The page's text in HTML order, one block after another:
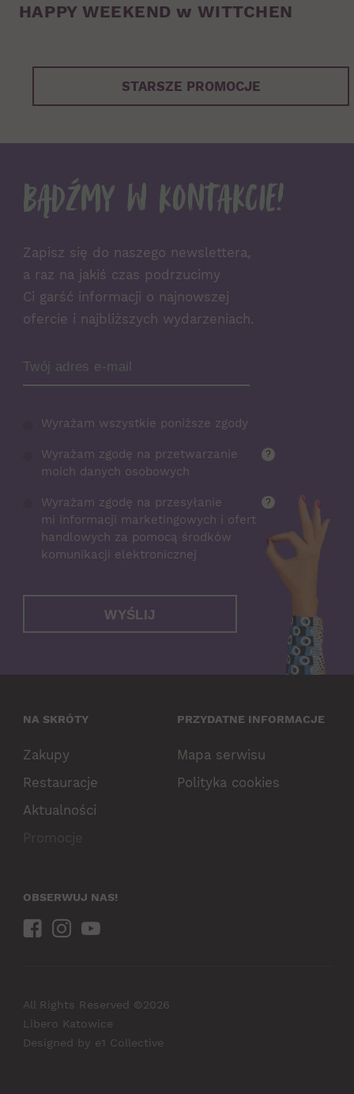
HAPPY WEEKEND w WITTCHEN
STARSZE PROMOCJE
Bądźmy w kontakcie!
Zapisz się do naszego newslettera,
a raz na jakiś czas podrzucimy
Ci garść informacji o najnowszej
ofercie i najbliższych wydarzeniach.
Wyrażam wszystkie poniższe zgody
Wyrażam zgodę na przetwarzanie
moich danych osobowych
?
Wyrażam zgodę na przesyłanie
mi informacji marketingowych i ofert
handlowych za pomocą środków
komunikacji elektronicznej
?
WYŚLIJ
NA SKRÓTY
Zakupy
Restauracje
Aktualności
PRZYDATNE INFORMACJE
Mapa serwisu
Polityka cookies
OBSERWUJ NAS!
All Rights Reserved ©2026
Libero Katowice
Designed by e1 Collective